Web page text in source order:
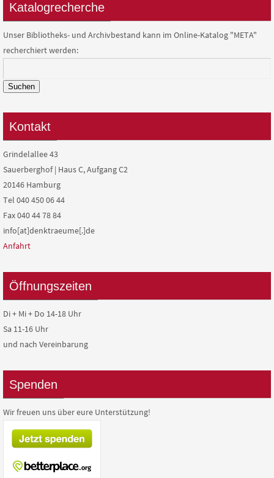
Katalogrecherche
Unser Bibliotheks- und Archivbestand kann im Online-Katalog "META"
recherchiert werden:
Suchen
Kontakt
Grindelallee 43
Sauerberghof | Haus C, Aufgang C2
20146 Hamburg
Tel 040 450 06 44
Fax 040 44 78 84
info[at]denktraeume[.]de
Anfahrt
Öffnungszeiten
Di + Mi + Do 14-18 Uhr
Sa 11-16 Uhr
und nach Vereinbarung
Spenden
Wir freuen uns über eure Unterstützung!